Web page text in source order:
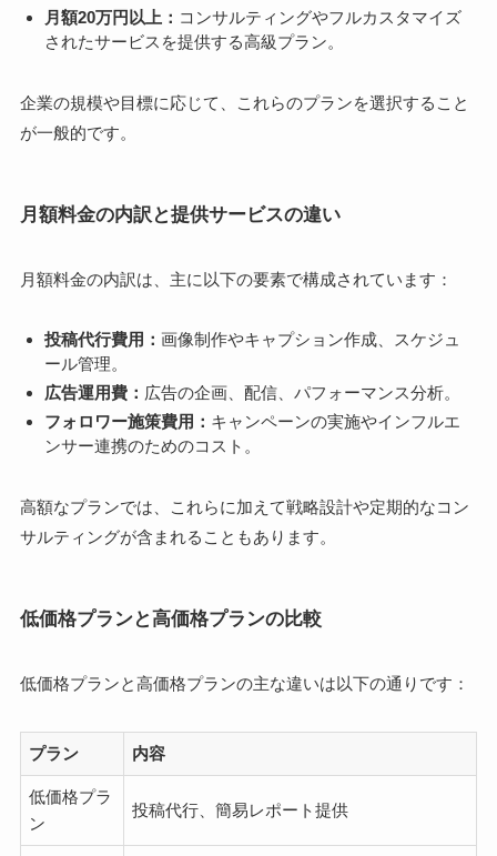
月額20万円以上： コンサルティングやフルカスタマイズ
されたサービスを提供する高級プラン。
企業の規模や目標に応じて、これらのプランを選択すること
が一般的です。
月額料金の内訳と提供サービスの違い
月額料金の内訳は、主に以下の要素で構成されています：
投稿代行費用：画像制作やキャプション作成、スケジュ
ール管理。
広告運用費： 広告の企画、配信、パフォーマンス分析。
フォロワー施策費用： キャンペーンの実施やインフルエ
ンサー連携のためのコスト。
高額なプランでは、これらに加えて戦略設計や定期的なコン
サルティングが含まれることもあります。
低価格プランと高価格プランの比較
低価格プランと高価格プランの主な違いは以下の通りです：
プラン 内容
低価格プラ
ン
投稿代行、簡易レポート提供